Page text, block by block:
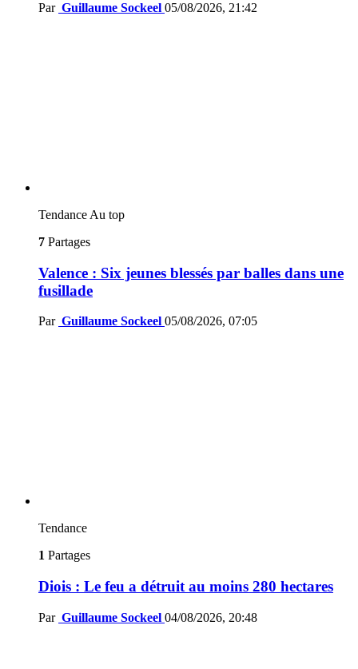
Par Guillaume Sockeel 05/08/2026, 21:42
Tendance Au top
7 Partages
Valence : Six jeunes blessés par balles dans une
fusillade
Par Guillaume Sockeel 05/08/2026, 07:05
Tendance
1 Partages
Diois : Le feu a détruit au moins 280 hectares
Par Guillaume Sockeel 04/08/2026, 20:48